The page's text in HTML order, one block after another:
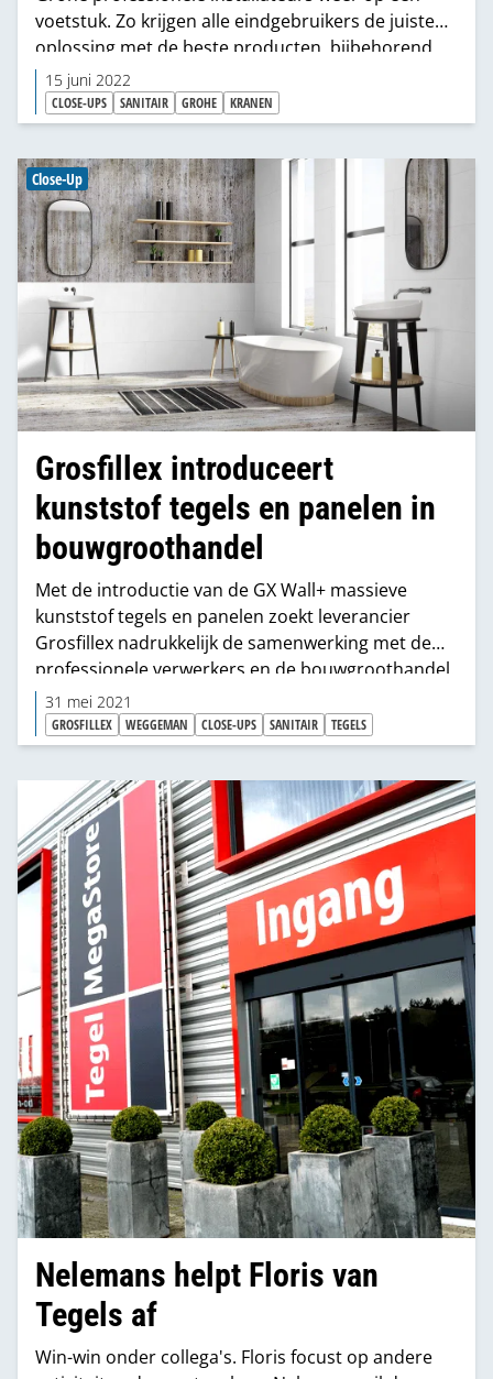
voetstuk. Zo krijgen alle eindgebruikers de juiste
oplossing met de beste producten, bijbehorend
advies en de professionele installatie. Ook voor de
bouwgroothandel biedt Grohe Professional
kansen om zich te onderscheiden.
15 juni 2022
CLOSE-UPS SANITAIR GROHE KRANEN
Close-Up
Grosfillex introduceert
kunststof tegels en panelen in
bouwgroothandel
Met de introductie van de GX Wall+ massieve
kunststof tegels en panelen zoekt leverancier
Grosfillex nadrukkelijk de samenwerking met de
professionele verwerkers en de bouwgroothandel.
“Met GX Wall+ voorzien wij in de groeiende
behoefte om snel, eenvoudig en zonder stof
badkamers te kunnen renoveren. Ook voor
nieuwbouw vormen de tegels en panelen de ideale
oplossing om natte ruimtes snel stijlvol en
waterdicht af te werken”, zegt Arthur Weggeman
van Grosfillex.
31 mei 2021
GROSFILLEX WEGGEMAN CLOSE-UPS SANITAIR TEGELS
Nelemans helpt Floris van
Tegels af
Win-win onder collega's. Floris focust op andere